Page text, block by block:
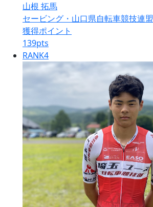
山根 拓馬
セービング・山口県自転車競技連盟
獲得ポイント
139pts
RANK4